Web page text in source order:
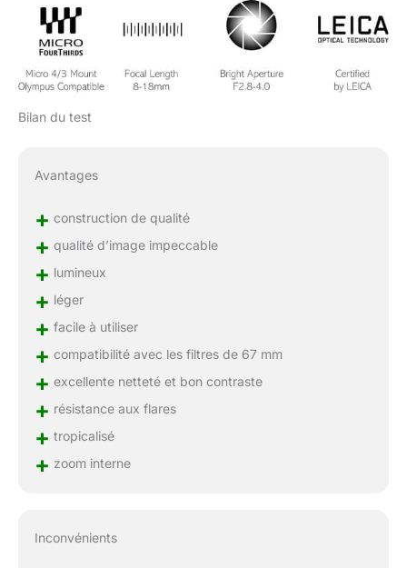
Bilan du test
Avantages
+ construction de qualité
+ qualité d’image impeccable
+ lumineux
+ léger
+ facile à utiliser
+ compatibilité avec les filtres de 67 mm
+ excellente netteté et bon contraste
+ résistance aux flares
+ tropicalisé
+ zoom interne
Inconvénients